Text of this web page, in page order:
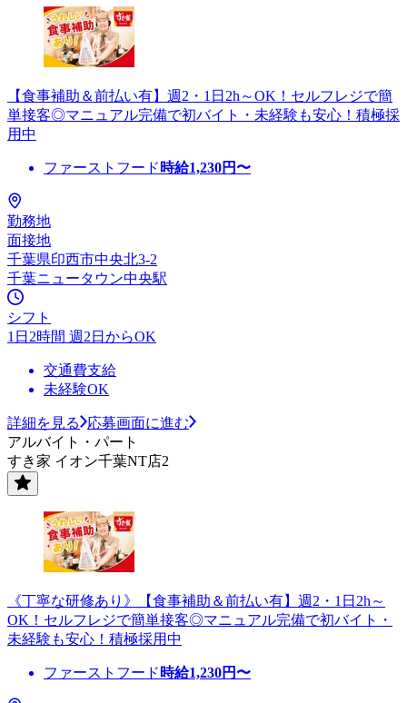
【食事補助＆前払い有】週2・1日2h～OK！セルフレジで簡
単接客◎マニュアル完備で初バイト・未経験も安心！積極採
用中
ファーストフード 時給1,230円〜
勤務地
面接地
千葉県印西市中央北3-2
千葉ニュータウン中央駅
シフト
1日2時間 週2日からOK
交通費支給
未経験OK
詳細を見る
応募画面に進む
アルバイト・パート
すき家 イオン千葉NT店2
《丁寧な研修あり》【食事補助＆前払い有】週2・1日2h～
OK！セルフレジで簡単接客◎マニュアル完備で初バイト・
未経験も安心！積極採用中
ファーストフード 時給1,230円〜